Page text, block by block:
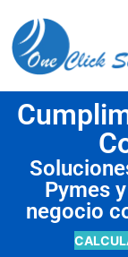
Pymes
negocio